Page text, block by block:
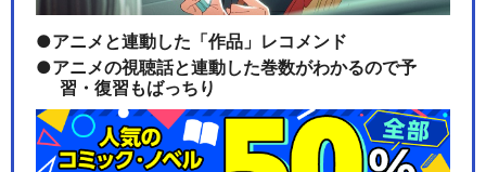
アニメと連動した「作品」レコメンド
アニメの視聴話と連動した巻数がわかるので予
習・復習もばっちり